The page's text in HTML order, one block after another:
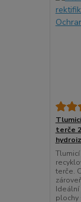
terče
terče.
Ideální
plochy